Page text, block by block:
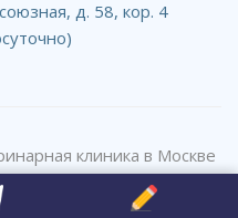
д. 58, кор. 4
клиника в Москве